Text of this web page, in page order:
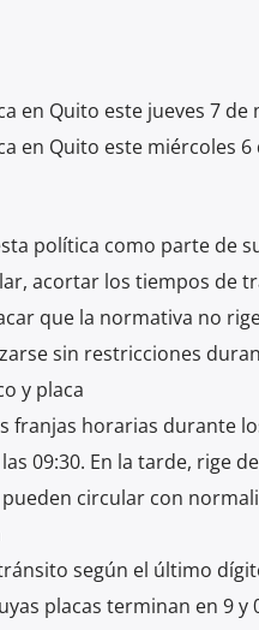
en Quito este jueves 7 de
en Quito este miércoles 6
política como parte de
acortar los tiempos de
que la normativa no
sin restricciones
y placa
franjas horarias durante
09:30. En la tarde, rige
circular con
según el último
placas terminan en 9